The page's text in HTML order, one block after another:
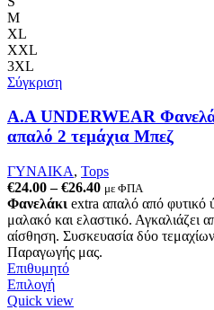
M
XL
XXL
3XL
Σύγκριση
Α.A UNDERWEAR
απαλό 2 τεμάχια Μπεζ
ΓΥΝΑΙΚΑ, Tops
€24.00 – €26.40Price
range:
€24.00
through
με ΦΠΑ
Φανελάκι extra απαλό από φυτικό
μαλακό και ελαστικό. Αγκαλιάζει
αίσθηση. Συσκευασία δύο
Παραγωγής μας.
Επιθυμητό
ΕπιλογήΑυτό
το
Quick view